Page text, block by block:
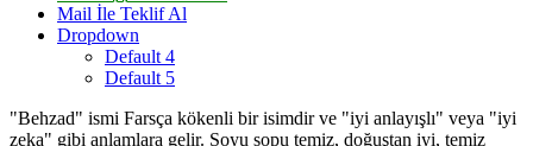
Mail İle Teklif Al
Dropdown
Default 4
Default 5
"Behzad" ismi Farsça kökenli bir isimdir ve "iyi anlayışlı" veya "iyi
zeka" gibi anlamlara gelir. Soyu sopu temiz, doğuştan iyi, temiz